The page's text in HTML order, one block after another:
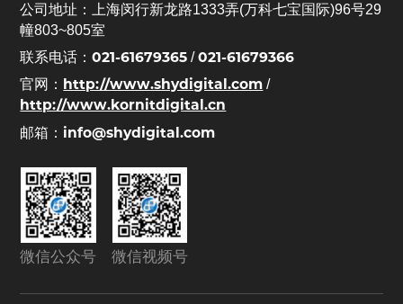
公司地址：上海闵行新龙路1333弄(万科七宝国际)96号29
幢803~805室
联系电话：021-61679365 /021-61679366
官网： http://www.shydigital.com /
http://www.kornitdigital.cn
邮箱： info@shydigital.com
微信公众号 微信视频号